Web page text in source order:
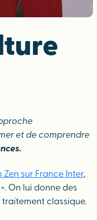
et de comprendre
Zen sur France Inter,
On lui donne des
classique.